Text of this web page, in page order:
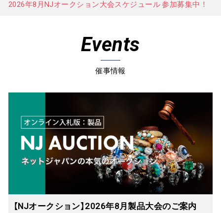
2026年8月NJオークション大会スケジュール 参加募集中！
Events
催事情報
【NJオークション】2026年8月製品大会のご案内